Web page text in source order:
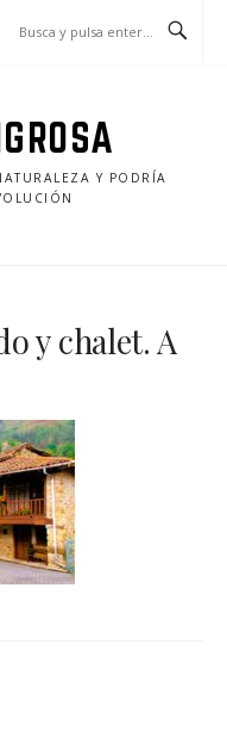
Y PODRÍA
y chalet. A